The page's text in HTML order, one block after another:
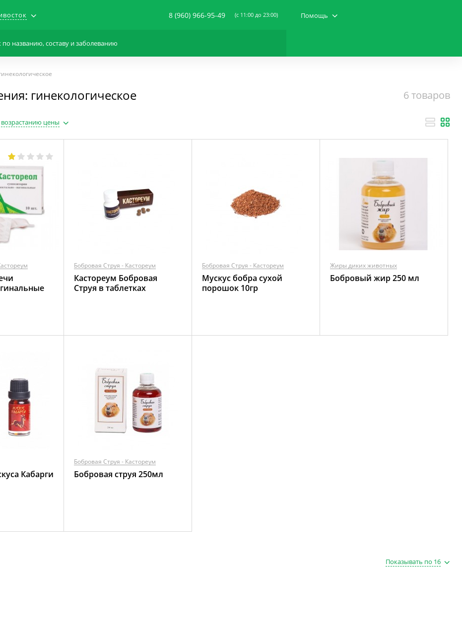
8 (960) 966-95-49 (c 11:00 до 23:00) Помощь
гинекологическое
цены
6 товаров
Бобровая Струя - Кастореум
Кастореум Бобровая
Струя в таблетках
Бобровая Струя - Кастореум
Мускус бобра сухой
порошок 10гр
Жиры диких животных
Бобровый жир 250 мл
Кабарги
Бобровая Струя - Кастореум
Бобровая струя 250мл
Показывать по 16